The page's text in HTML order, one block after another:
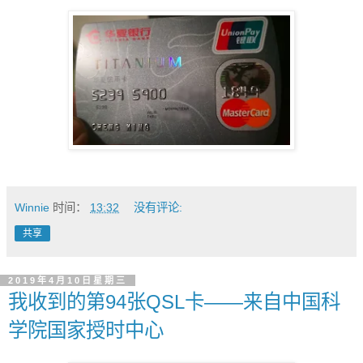
Winnie 时间： 13:32 没有评论:
共享
2019年4月10日星期三
我收到的第94张QSL卡——来自中国科
学院国家授时中心